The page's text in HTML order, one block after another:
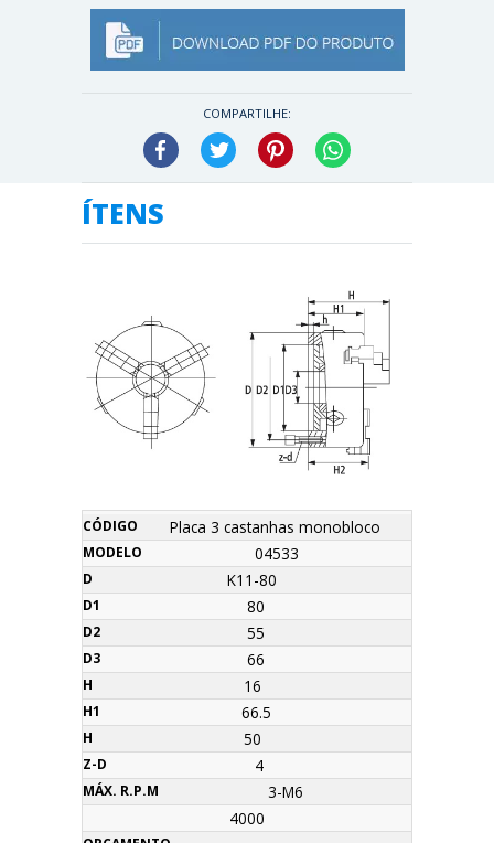
[ Veja mais ]
COMPARTILHE:
Facebook Twitter Pinterest
ÍTENS
NomeCódigo ModeloD D1D2D3HH1 hz-
d
Máx.
R.P.M
Orçamento
Placa 3 castanhas monobloco
04533
K11-80
80
55
66
16
66.5
50
4
3-M6
4000